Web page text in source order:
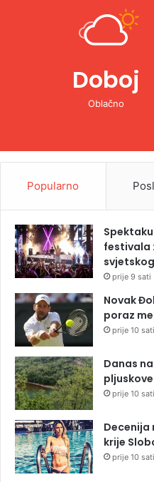
Doboj
Oblačno
Popularno
festivala
prije 9 sati
Novak
poraz
prije 10 sati
Danas
prije 10 sati
Decenija
krije
prije 10 sati